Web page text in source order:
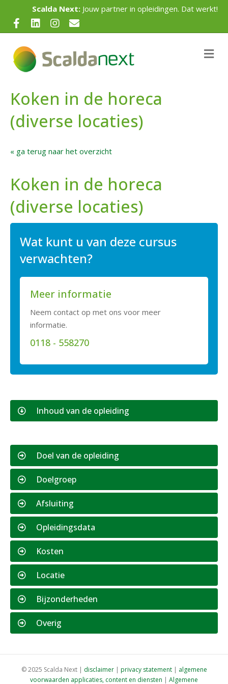
Scalda Next: Jouw partner in opleidingen. Dat werkt!
Facebook
LinkedinInstagram
Email
Koken in de horeca
(diverse locaties)
« ga terug naar het overzicht
Koken in de horeca
(diverse locaties)
Wat kunt u van deze cursus
verwachten?
Meer informatie
Neem contact op met ons voor meer
informatie.
0118 - 558270
Inhoud van de opleiding
Doel van de opleiding
Doelgroep
Afsluiting
Opleidingsdata
Kosten
Locatie
Bijzonderheden
Overig
© 2025 Scalda Next | disclaimer| privacy statement| algemene
voorwaarden applicaties, content en diensten | Algemene